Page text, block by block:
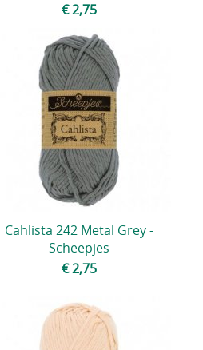
€ 2,75
Cahlista 242 Metal Grey -
Scheepjes
€ 2,75